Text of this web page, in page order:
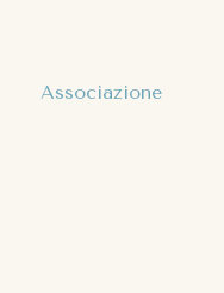
Associazione